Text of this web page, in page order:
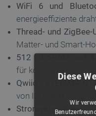
WiFi 6 und
energieeffiziente
Thread- und ZigBee-
Matter- und Smart-
512 kB SRAM und 4
für komplexe IoT-
Qwiic / STEMMA QT-
von I2C-Modulen und
Stromversorgung
Diese
Wir